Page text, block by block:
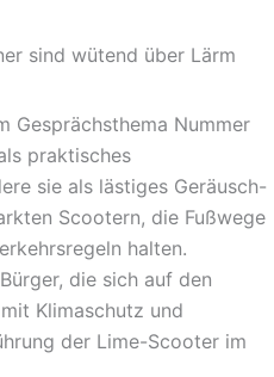
sind wütend über Lärm
Gesprächsthema Nummer
praktisches
sie als lästiges Geräusch-
Scootern, die Fußwege
halten.
die sich auf den
Klimaschutz und
der Lime-Scooter im